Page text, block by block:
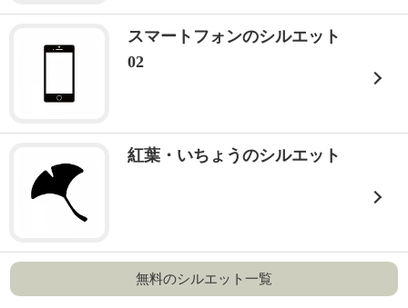
スマートフォンのシルエット
02
紅葉・いちょうのシルエット
無料のシルエット一覧